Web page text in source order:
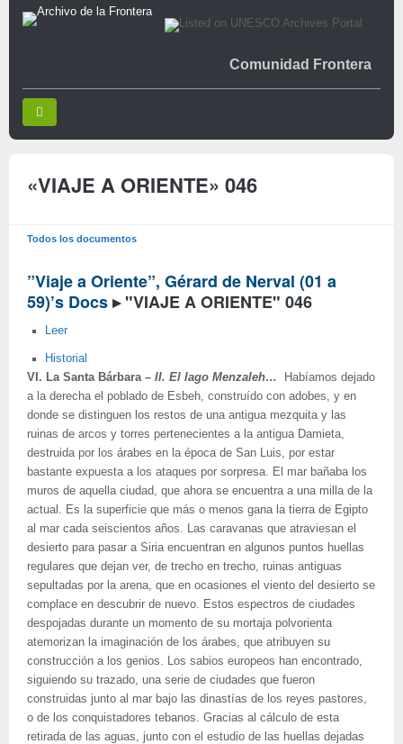
Comunidad Frontera
«VIAJE A ORIENTE» 046
Todos los documentos
”Viaje a Oriente”, Gérard de Nerval (01 a
59)’s Docs▸ "VIAJE A ORIENTE" 046
Leer
Historial
VI. La Santa Bárbara – II. El lago Menzaleh… Habíamos dejado
a la derecha el poblado de Esbeh, construído con adobes, y en
donde se distinguen los restos de una antigua mezquita y las
ruinas de arcos y torres pertenecientes a la antigua Damieta,
destruida por los árabes en la época de San Luis, por estar
bastante expuesta a los ataques por sorpresa. El mar bañaba los
muros de aquella ciudad, que ahora se encuentra a una milla de la
actual. Es la superficie que más o menos gana la tierra de Egipto
al mar cada seiscientos años. Las caravanas que atraviesan el
desierto para pasar a Siria encuentran en algunos puntos huellas
regulares que dejan ver, de trecho en trecho, ruinas antiguas
sepultadas por la arena, que en ocasiones el viento del desierto se
complace en descubrir de nuevo. Estos espectros de ciudades
despojadas durante un momento de su mortaja polvorienta
atemorizan la imaginación de los árabes, que atribuyen su
construcción a los genios. Los sabios europeos han encontrado,
siguiendo su trazado, una serie de ciudades que fueron
construidas junto al mar bajo las dinastías de los reyes pastores,
o de los conquistadores tebanos. Gracias al cálculo de esta
retirada de las aguas, junto con el estudio de las huellas dejadas